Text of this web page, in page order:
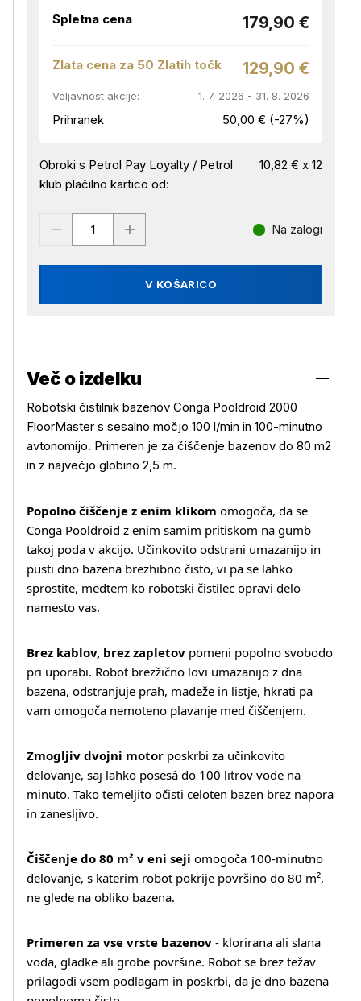
Spletna cena 179,90 €
Zlata cena za 50 Zlatih točk 129,90 €
Veljavnost akcije: 1. 7. 2026 - 31. 8. 2026
Prihranek 50,00 € (-27%)
Obroki s Petrol Pay Loyalty / Petrol
klub plačilno kartico od:
10,82 € x 12
V KOŠARICO
Na zalogi
Več o izdelku
Več o izdelku
Robotski čistilnik bazenov Conga Pooldroid 2000
FloorMaster s sesalno močjo 100 l/min in 100-minutno
avtonomijo. Primeren je za čiščenje bazenov do 80 m2
in z največjo globino 2,5 m.
Popolno čiščenje z enim klikom omogoča, da se
Conga Pooldroid z enim samim pritiskom na gumb
takoj poda v akcijo. Učinkovito odstrani umazanijo in
pusti dno bazena brezhibno čisto, vi pa se lahko
sprostite, medtem ko robotski čistilec opravi delo
namesto vas.
Brez kablov, brez zapletov pomeni popolno svobodo
pri uporabi. Robot brezžično lovi umazanijo z dna
bazena, odstranjuje prah, madeže in listje, hkrati pa
vam omogoča nemoteno plavanje med čiščenjem.
Zmogljiv dvojni motor poskrbi za učinkovito
delovanje, saj lahko posesá do 100 litrov vode na
minuto. Tako temeljito očisti celoten bazen brez napora
in zanesljivo.
Čiščenje do 80 m² v eni seji omogoča 100-minutno
delovanje, s katerim robot pokrije površino do 80 m²,
ne glede na obliko bazena.
Primeren za vse vrste bazenov - klorirana ali slana
voda, gladke ali grobe površine. Robot se brez težav
prilagodi vsem podlagam in poskrbi, da je dno bazena